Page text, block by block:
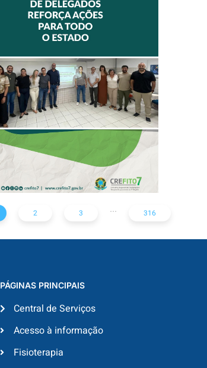
II ENCONTRO DE
REFORÇA AÇÕES
PARA TODO O
ESTADO
2 3 ... 316
PÁGINAS PRINCIPAIS
Central de Serviços
Acesso à informação
Fisioterapia